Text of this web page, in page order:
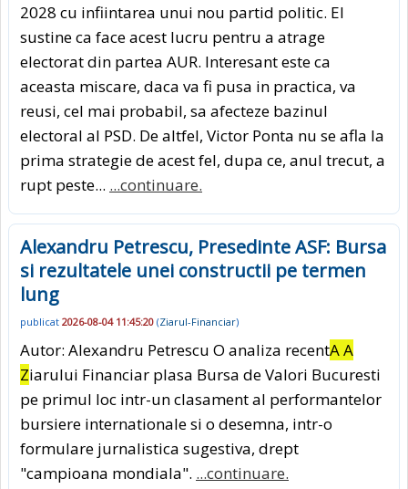
2028 cu infiintarea unui nou partid politic. El
sustine ca face acest lucru pentru a atrage
electorat din partea AUR. Interesant este ca
aceasta miscare, daca va fi pusa in practica, va
reusi, cel mai probabil, sa afecteze bazinul
electoral al PSD. De altfel, Victor Ponta nu se afla la
prima strategie de acest fel, dupa ce, anul trecut, a
rupt peste... ...continuare.
Alexandru Petrescu, Presedinte ASF: Bursa
si rezultatele unei constructii pe termen
lung
publicat 2026-08-04 11:45:20 (Ziarul-Financiar)
Autor: Alexandru Petrescu O analiza recentA A
Ziarului Financiar plasa Bursa de Valori Bucuresti
pe primul loc intr-un clasament al performantelor
bursiere internationale si o desemna, intr-o
formulare jurnalistica sugestiva, drept
"campioana mondiala". ...continuare.